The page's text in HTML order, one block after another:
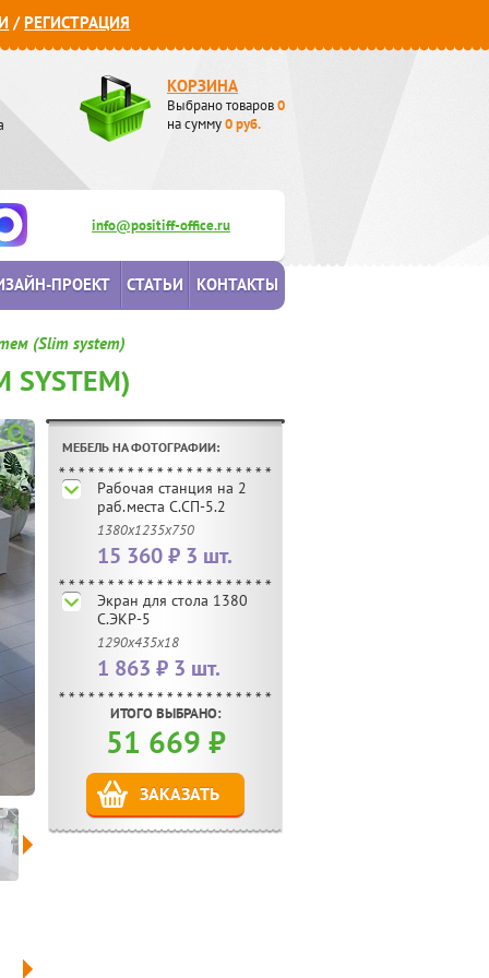
/РЕГИСТРАЦИЯ
КОРЗИНА
Выбрано товаров0
на сумму0руб.
info@positiff-office.ru
ПРОЕКТ СТАТЬИ КОНТАКТЫ
(Slim system)
МЕБЕЛЬ НА ФОТОГРАФИИ:
Рабочая станция на 2
раб.места С.СП-5.2
1380х1235х750
15 360 ₽ 3 шт.
Экран для стола 1380
С.ЭКР-5
1290х435х18
1 863 ₽ 3 шт.
ИТОГО ВЫБРАНО:
51 669 ₽
ЗАКАЗАТЬ